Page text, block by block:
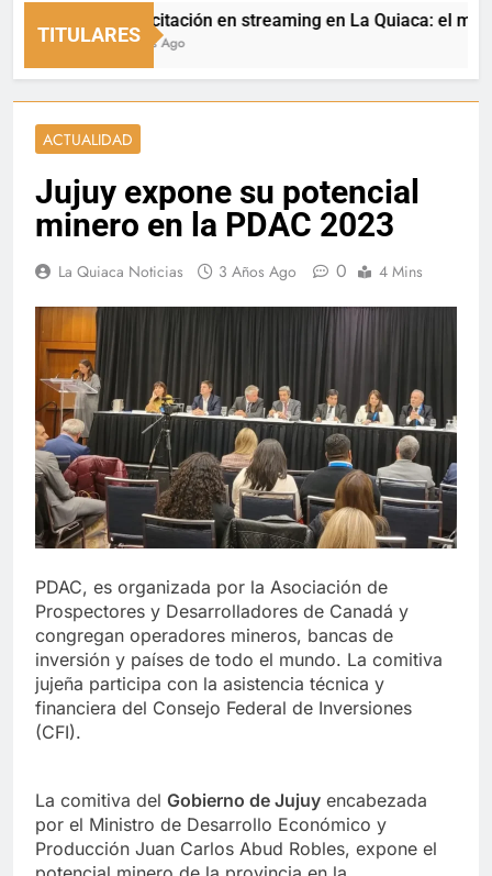
TITULARES
Capacitación en streaming en La Quiaca: el
3 Horas Ago
ACTUALIDAD
Jujuy expone su potencial
minero en la PDAC 2023
La Quiaca Noticias 3 Años Ago 0 4 Mins
PDAC, es organizada por la Asociación de
Prospectores y Desarrolladores de Canadá y
congregan operadores mineros, bancas de
inversión y países de todo el mundo. La comitiva
jujeña participa con la asistencia técnica y
financiera del Consejo Federal de Inversiones
(CFI).
La comitiva del Gobierno de Jujuy encabezada
por el Ministro de Desarrollo Económico y
Producción Juan Carlos Abud Robles, expone el